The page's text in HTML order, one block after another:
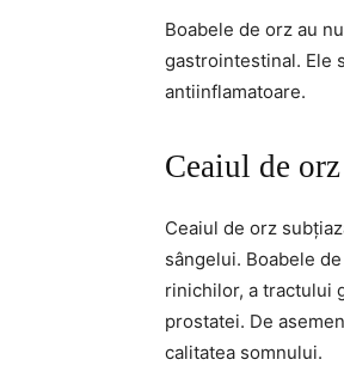
Boabele de orz au
gastrointestinal. Ele
antiinflamatoare.
Ceaiul de
Ceaiul de orz
sângelui. Boabele
rinichilor, a tractului
prostatei. De
calitatea somnului.